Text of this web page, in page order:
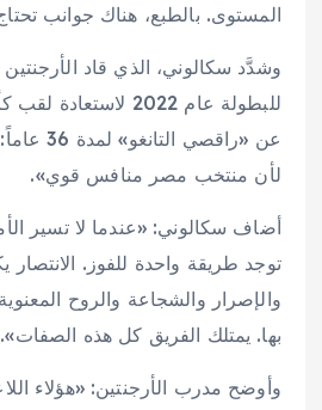
المستوى. بالطبع، هناك جوانب
وشدَّد سكالوني، الذي قاد
للبطولة عام 2022
عن «راقصي
لأن منتخب مصر منافس قوي».
أضاف سكالوني: «عندما لا تسير
توجد طريقة واحدة للفوز. الانتصار
والإصرار والشجاعة والروح
بها. يمتلك الفريق كل هذه الصفات».
وأوضح مدرب الأرجنتين: «هؤلاء